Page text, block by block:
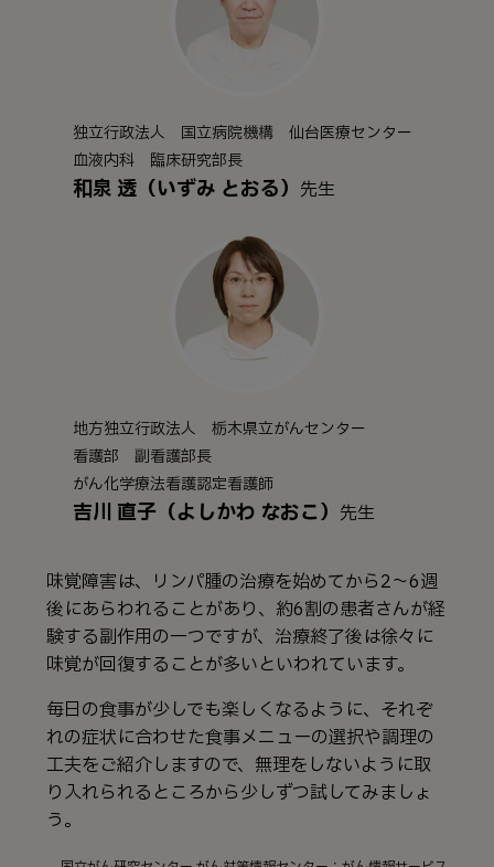
独立行政法人 国立病院機構 仙台医療センター
血液内科 臨床研究部長
和泉 透（いずみ とおる） 先生
地方独立行政法人 栃木県立がんセンター
看護部 副看護部長
がん化学療法看護認定看護師
吉川 直子（よしかわ なおこ） 先生
味覚障害は、リンパ腫の治療を始めてから2～6週
後にあらわれることがあり、約6割の患者さんが経
験する副作用の一つですが、治療終了後は徐々に
味覚が回復することが多いといわれています。
毎日の食事が少しでも楽しくなるように、それぞ
れの症状に合わせた食事メニューの選択や調理の
工夫をご紹介しますので、無理をしないように取
り入れられるところから少しずつ試してみましょ
う。